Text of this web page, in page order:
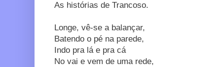
As histórias de Trancoso.
Longe, vê-se a balançar,
Batendo o pé na parede,
Indo pra lá e pra cá
No vai e vem de uma rede,